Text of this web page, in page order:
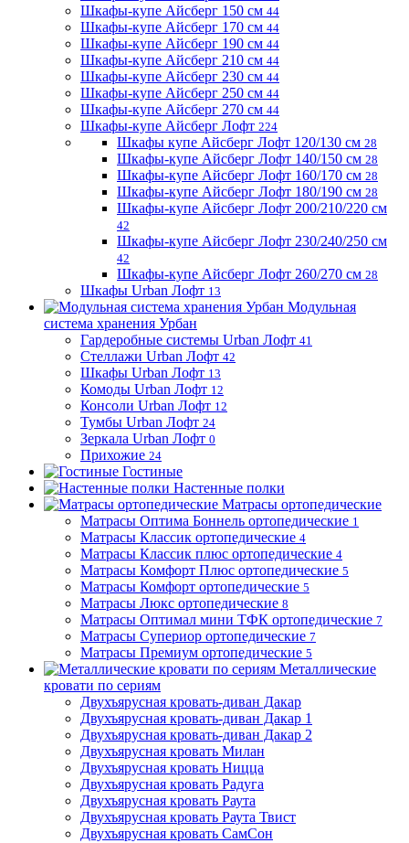
Шкафы-купе Айсберг 150 см 44
Шкафы-купе Айсберг 170 см 44
Шкафы-купе Айсберг 190 см 44
Шкафы-купе Айсберг 210 см 44
Шкафы-купе Айсберг 230 см 44
Шкафы-купе Айсберг 250 см 44
Шкафы-купе Айсберг 270 см 44
Шкафы-купе Айсберг Лофт 224
Шкафы купе Айсберг Лофт 120/130 см 28
Шкафы-купе Айсберг Лофт 140/150 см 28
Шкафы-купе Айсберг Лофт 160/170 см 28
Шкафы-купе Айсберг Лофт 180/190 см 28
Шкафы-купе Айсберг Лофт 200/210/220 см
42
Шкафы-купе Айсберг Лофт 230/240/250 см
42
Шкафы-купе Айсберг Лофт 260/270 см 28
Шкафы Urban Лофт 13
Модульная
система хранения Урбан
Гардеробные системы Urban Лофт 41
Стеллажи Urban Лофт 42
Шкафы Urban Лофт 13
Комоды Urban Лофт 12
Консоли Urban Лофт 12
Тумбы Urban Лофт 24
Зеркала Urban Лофт 0
Прихожие 24
Гостиные
Настенные полки
Матрасы ортопедические
Матрасы Оптима Боннель ортопедические 1
Матрасы Классик ортопедические 4
Матрасы Классик плюс ортопедические 4
Матрасы Комфорт Плюс ортопедические 5
Матрасы Комфорт ортопедические 5
Матрасы Люкс ортопедические 8
Матрасы Оптимал мини ТФК ортопедические 7
Матрасы Супериор ортопедические 7
Матрасы Премиум ортопедические 5
Металлические
кровати по сериям
Двухъярусная кровать-диван Дакар
Двухъярусная кровать-диван Дакар 1
Двухъярусная кровать-диван Дакар 2
Двухъярусная кровать Милан
Двухъярусная кровать Ницца
Двухъярусная кровать Радуга
Двухъярусная кровать Раута
Двухъярусная кровать Раута Твист
Двухъярусная кровать СамСон